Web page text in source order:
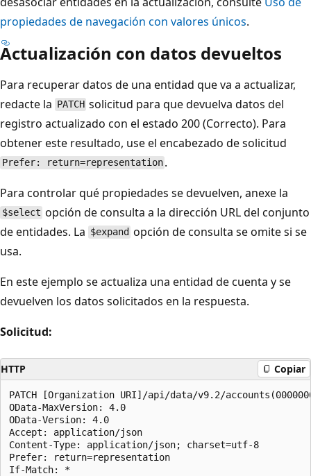
propiedades de navegación con valores únicos.
Actualización con datos devueltos
Para recuperar datos de una entidad que va a actualizar,
redacte la PATCH solicitud para que devuelva datos del
registro actualizado con el estado 200 (Correcto). Para
obtener este resultado, use el encabezado de solicitud
Prefer: return=representation .
Para controlar qué propiedades se devuelven, anexe la
$select opción de consulta a la dirección URL del conjunto
de entidades. La $expand opción de consulta se omite si se
usa.
En este ejemplo se actualiza una entidad de cuenta y se
devuelven los datos solicitados en la respuesta.
Solicitud:
HTTP Copiar
PATCH [Organization URI]/api/data/v9.2/
OData-MaxVersion: 4.0
OData-Version: 4.0
Accept: application/json
Content-Type: application/json; charset=utf-8
Prefer: return=representation
If-Match: *